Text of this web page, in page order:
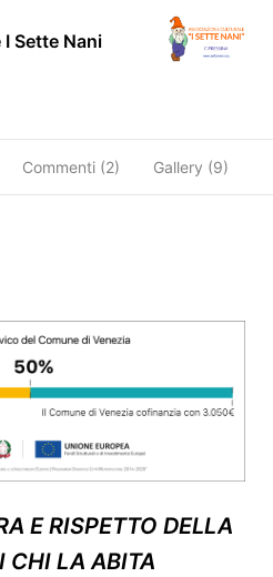
Sette Nani
Commenti (2) Gallery (9)
E RISPETTO DELLA
CHI LA ABITA